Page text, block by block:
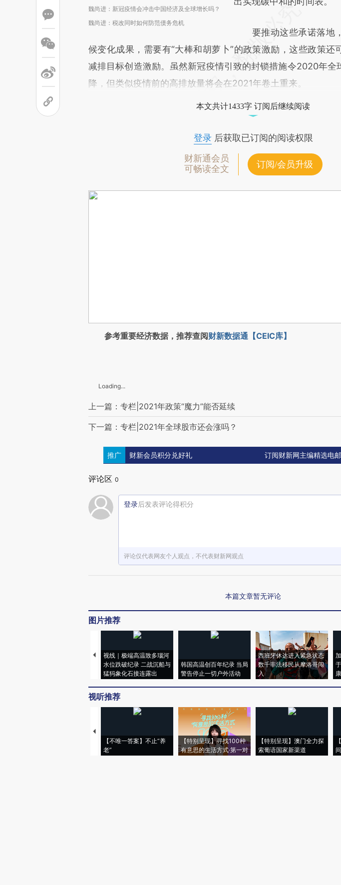
魏尚进：新冠疫情会冲击中国经济及全球增长吗？
魏尚进：税改同时如何防范债务危机
要推动这些承诺落地
候变化成果，需要有“大棒和胡萝卜”的政策激励，这些政策还
减排目标创造激励。虽然新冠疫情引致的封锁措施令2020年全
降，但类似疫情前的高排放量将会在2021年卷土重来。
本文共计1433字 订阅后继续阅读
登录后获取已订阅的阅读权限
财新通会员
可畅读全文
订阅/会员升级
参考重要经济数据，推荐查阅财新数据通【CEIC库】
Loading...
上一篇：专栏|2021年政策“魔力”能否延续
下一篇：专栏|2021年全球股市还会涨吗？
推广 财新会员积分兑好礼 订阅财新网主编精选电邮
评论区 0
登录后发表评论得积分
评论仅代表网友个人观点，不代表财新网观点
本篇文章暂无评论
图片推荐
视线｜极端高温致多瑙河
水位跌破纪录 二战沉船与
猛犸象化石接连露出
韩国高温创百年纪录 当局
警告停止一切户外活动
西班牙休达进入紧急状态
数千非法移民从摩洛哥闯
入
视听推荐
【不唯一答案】不止“养
老”
【特别呈现】寻找100种
有意思的生活方式·第一对
【特别呈现】澳门全力探
索葡语国家新渠道